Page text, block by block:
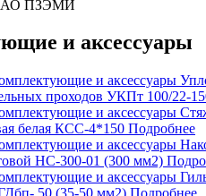
АО ПЗЭМИ
и аксессуары
проходов УКПт 100/22-
белая КСС-4*150 Подробнее
НС-300-01 (300 мм2)